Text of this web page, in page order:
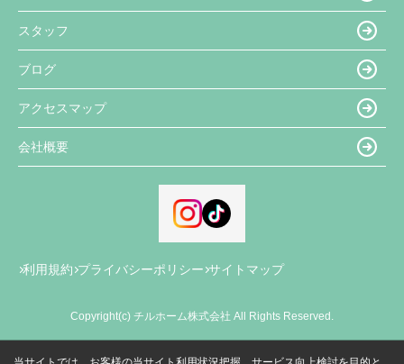
スタッフ
ブログ
アクセスマップ
会社概要
利用規約 プライバシーポリシー サイトマップ
Copyright(c) チルホーム株式会社 All Rights Reserved.